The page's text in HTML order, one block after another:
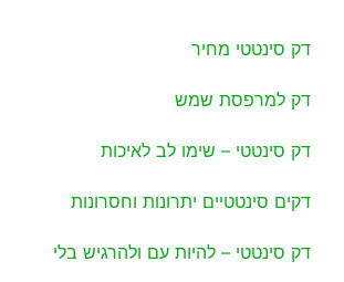
דק סינטטי מחיר
דק למרפסת שמש
דק סינטטי – שימו לב לאיכות
דקים סינטטיים יתרונות וחסרונות
דק סינטטי – להיות עם ולהרגיש בלי